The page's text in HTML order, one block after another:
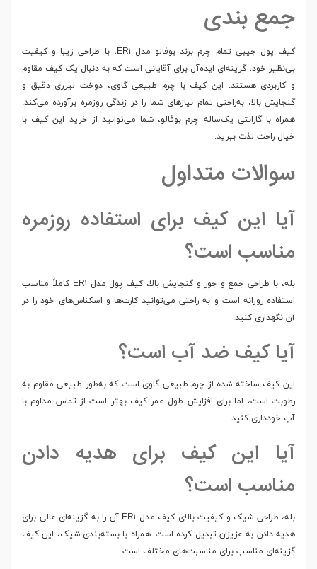
جمع بندی
کیف پول جیبی تمام چرم برند بوفالو مدل ER۱، با طراحی زیبا و کیفیت
بی‌نظیر خود، گزینه‌ای ایده‌آل برای آقایانی است که به دنبال یک کیف مقاوم
و کاربردی هستند. این کیف با چرم طبیعی گاوی، دوخت لیزری دقیق و
گنجایش بالا، به‌راحتی تمام نیازهای شما را در زندگی روزمره برآورده می‌کند.
همراه با گارانتی یک‌ساله چرم بوفالو، شما می‌توانید از خرید این کیف با
خیال راحت لذت ببرید.
سوالات متداول
آیا این کیف برای استفاده روزمره
مناسب است؟
بله، با طراحی جمع و جور و گنجایش بالا، کیف پول مدل ER۱ کاملاً مناسب
استفاده روزانه است و به راحتی می‌توانید کارت‌ها و اسکناس‌های خود را در
آن نگهداری کنید.
آیا کیف ضد آب است؟
این کیف ساخته شده از چرم طبیعی گاوی است که به‌طور طبیعی مقاوم به
رطوبت است، اما برای افزایش طول عمر کیف بهتر است از تماس مداوم با
آب خودداری کنید.
آیا این کیف برای هدیه دادن
مناسب است؟
بله، طراحی شیک و کیفیت بالای کیف مدل ER۱ آن را به گزینه‌ای عالی برای
هدیه دادن به عزیزان تبدیل کرده است. همراه با بسته‌بندی شیک، این کیف
گزینه‌ای مناسب برای مناسبت‌های مختلف است.